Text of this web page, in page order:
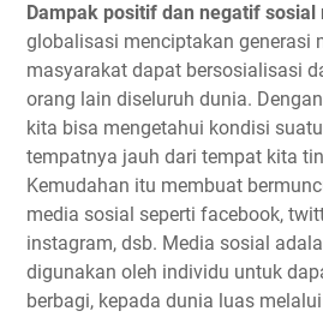
Dampak positif dan negatif sosial
globalisasi menciptakan generasi
masyarakat dapat bersosialisasi
orang lain diseluruh dunia.
kita bisa mengetahui kondisi
tempatnya jauh dari tempat kita
Kemudahan itu membuat
media sosial seperti facebook,
instagram, dsb. Media sosial
digunakan oleh individu untuk
berbagi, kepada dunia luas